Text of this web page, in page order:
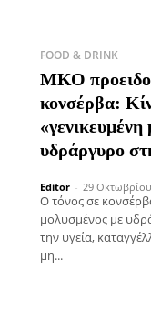
FOOD & DRINK
ΜΚΟ
κονσέρβα:
υδράργυρο
Editor - 29
Ο τόνος σε
μολυσμένος με
την υγεία,
μη...